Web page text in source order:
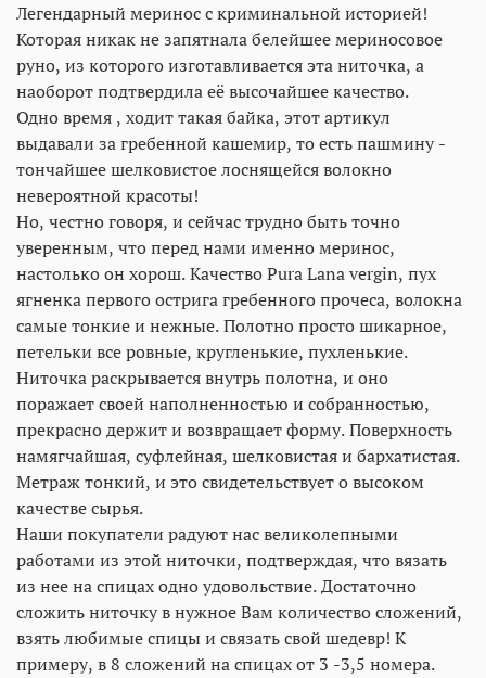
Легендарный меринос с криминальной историей!
Которая никак не запятнала белейшее мериносовое
руно, из которого изготавливается эта ниточка, а
наоборот подтвердила её высочайшее качество.
Одно время , ходит такая байка, этот артикул
выдавали за гребенной кашемир, то есть пашмину -
тончайшее шелковистое лоснящейся волокно
невероятной красоты!
Но, честно говоря, и сейчас трудно быть точно
уверенным, что перед нами именно меринос,
настолько он хорош. Качество Рura Lana vergin, пух
ягненка первого острига гребенного прочеса, волокна
самые тонкие и нежные. Полотно просто шикарное,
петельки все ровные, кругленькие, пухленькие.
Ниточка раскрывается внутрь полотна, и оно
поражает своей наполненностью и собранностью,
прекрасно держит и возвращает форму. Поверхность
намягчайшая, суфлейная, шелковистая и бархатистая.
Метраж тонкий, и это свидетельствует о высоком
качестве сырья.
Наши покупатели радуют нас великолепными
работами из этой ниточки, подтверждая, что вязать
из нее на спицах одно удовольствие. Достаточно
сложить ниточку в нужное Вам количество сложений,
взять любимые спицы и связать свой шедевр! К
примеру, в 8 сложений на спицах от 3 -3,5 номера.